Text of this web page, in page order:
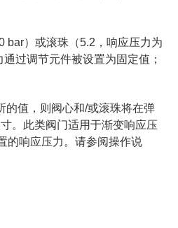
bar）或滚珠（5.2，响应压力为
过调节元件被设置为固定值；
的值，则阀心和/或滚珠将在弹
。此类阀门适用于渐变响应压
的响应压力。请参阅操作说